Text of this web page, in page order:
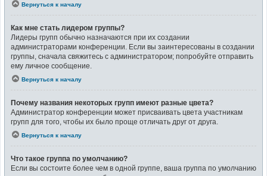
Вернуться к началу
Как мне стать лидером группы?
Лидеры групп обычно назначаются при их создании
администраторами конференции. Если вы заинтересованы в создании
группы, сначала свяжитесь с администратором; попробуйте отправить
ему личное сообщение.
Вернуться к началу
Почему названия некоторых групп имеют разные цвета?
Администратор конференции может присваивать цвета участникам
групп для того, чтобы их было проще отличать друг от друга.
Вернуться к началу
Что такое группа по умолчанию?
Если вы состоите более чем в одной группе, ваша группа по умолчанию